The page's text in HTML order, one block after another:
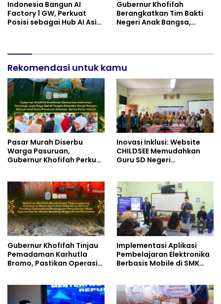
Indonesia Bangun AI
Factory 1 GW, Perkuat
Posisi sebagai Hub AI Asia
Gubernur Khofifah
Berangkatkan Tim Bakti
Negeri Anak Bangsa,
Rekomendasi untuk kamu
Pasar Murah Diserbu
Warga Pasuruan,
Gubernur Khofifah Perkuat
Inovasi Inklusi: Website
CHILDSEE Memudahkan
Guru SD Negeri
Berkebutuhan Khusus
Gubernur Khofifah Tinjau
Pemadaman Karhutla
Bromo, Pastikan Operasi
Implementasi Aplikasi
Pembelajaran Elektronika
Berbasis Mobile di SMK
dan Inovasi Pembelajaran